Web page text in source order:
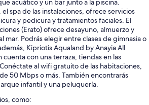
acuático y un bar junto a la piscina.
spa de las instalaciones, ofrece servicios
y pedicura y tratamientos faciales. El
(Erato) ofrece desayuno, almuerzo y
mar. Podrás elegir entre clases de gimnasia o
Kipriotis Aqualand by Anayia All
cuenta con una terraza, tiendas en las
al wifi gratuito de las habitaciones,
50 Mbps o más. También encontrarás
infantil y una peluquería.
como: